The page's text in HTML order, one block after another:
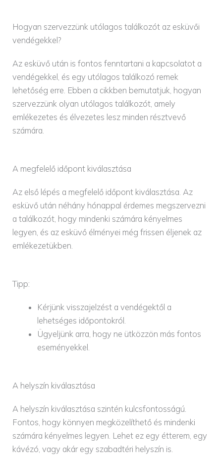
Hogyan szervezzünk utólagos találkozót az esküvői
vendégekkel?
Az esküvő után is fontos fenntartani a kapcsolatot a
vendégekkel, és egy utólagos találkozó remek
lehetőség erre. Ebben a cikkben bemutatjuk, hogyan
szervezzünk olyan utólagos találkozót, amely
emlékezetes és élvezetes lesz minden résztvevő
számára.
A megfelelő időpont kiválasztása
Az első lépés a megfelelő időpont kiválasztása. Az
esküvő után néhány hónappal érdemes megszervezni
a találkozót, hogy mindenki számára kényelmes
legyen, és az esküvő élményei még frissen éljenek az
emlékezetükben.
Tipp:
Kérjünk visszajelzést a vendégektől a
lehetséges időpontokról.
Ügyeljünk arra, hogy ne ütközzön más fontos
eseményekkel.
A helyszín kiválasztása
A helyszín kiválasztása szintén kulcsfontosságú.
Fontos, hogy könnyen megközelíthető és mindenki
számára kényelmes legyen. Lehet ez egy étterem, egy
kávézó, vagy akár egy szabadtéri helyszín is.